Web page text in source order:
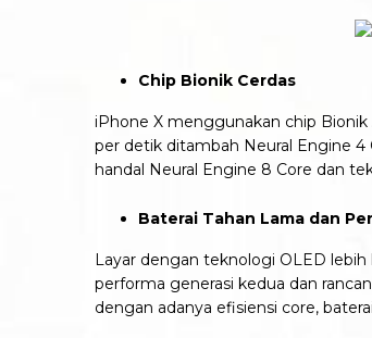
Chip Bionik Cerdas
iPhone X menggunakan chip
per detik ditambah Neural Engine 4
handal Neural Engine 8 Core dan
Baterai Tahan Lama dan
Layar dengan teknologi OLED
performa generasi kedua dan
dengan adanya efisiensi core,